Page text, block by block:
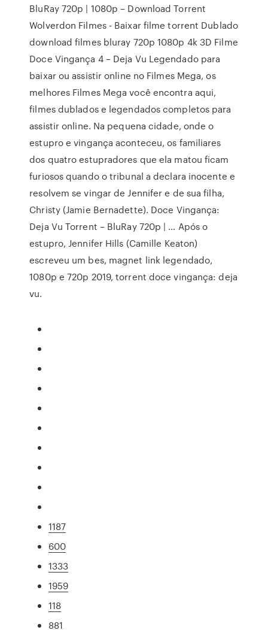
BluRay 720p | 1080p – Download Torrent
Wolverdon Filmes - Baixar filme torrent Dublado
download filmes bluray 720p 1080p 4k 3D Filme
Doce Vingança 4 – Deja Vu Legendado para
baixar ou assistir online no Filmes Mega, os
melhores Filmes Mega você encontra aqui,
filmes dublados e legendados completos para
assistir online. Na pequena cidade, onde o
estupro e vingança aconteceu, os familiares
dos quatro estupradores que ela matou ficam
furiosos quando o tribunal a declara inocente e
resolvem se vingar de Jennifer e de sua filha,
Christy (Jamie Bernadette). Doce Vingança:
Deja Vu Torrent – BluRay 720p | … Após o
estupro, Jennifer Hills (Camille Keaton)
escreveu um bes, magnet link legendado,
1080p e 720p 2019, torrent doce vingança: deja
vu.
1187
600
1333
1959
118
881